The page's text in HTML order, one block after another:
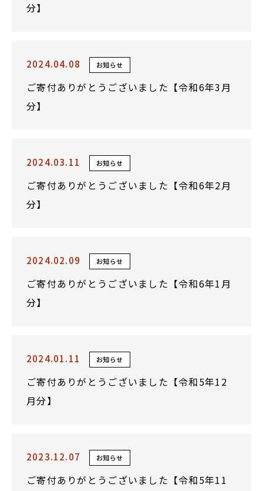
分】
2024.04.08 お知らせ
ご寄付ありがとうございました【令和6年3月
分】
2024.03.11 お知らせ
ご寄付ありがとうございました【令和6年2月
分】
2024.02.09 お知らせ
ご寄付ありがとうございました【令和6年1月
分】
2024.01.11 お知らせ
ご寄付ありがとうございました【令和5年12
月分】
2023.12.07 お知らせ
ご寄付ありがとうございました【令和5年11